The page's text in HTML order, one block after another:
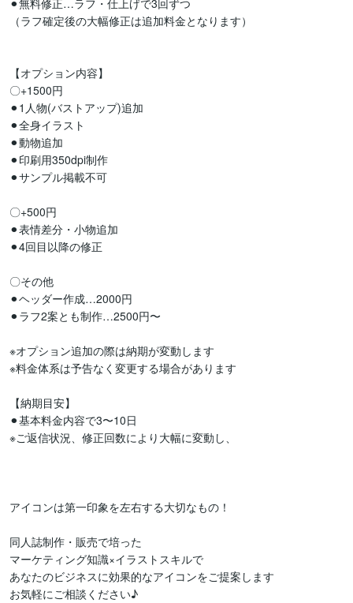
⚫︎無料修正…ラフ・仕上げで3回ずつ
（ラフ確定後の大幅修正は追加料金となります）
【オプション内容】
〇+1500円
⚫︎1人物(バストアップ)追加
⚫︎全身イラスト
⚫︎動物追加
⚫︎印刷用350dpi制作
⚫︎サンプル掲載不可
〇+500円
⚫︎表情差分・小物追加
⚫︎4回目以降の修正
〇その他
⚫︎ヘッダー作成…2000円
⚫︎ラフ2案とも制作…2500円〜
※オプション追加の際は納期が変動します
※料金体系は予告なく変更する場合があります
【納期目安】
⚫︎基本料金内容で3〜10日
※ご返信状況、修正回数により大幅に変動し、
アイコンは第一印象を左右する大切なもの！
同人誌制作・販売で培った
マーケティング知識×イラストスキルで
あなたのビジネスに効果的なアイコンをご提案します
お気軽にご相談ください♪